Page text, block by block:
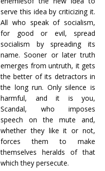
serve this idea by criticizing it.
All who speak of socialism,
for good or evil, spread
socialism by spreading its
name. Sooner or later truth
emerges from untruth, it gets
the better of its detractors in
the long run. Only silence is
harmful, and it is you,
Scandal, who imposes
speech on the mute and,
whether they like it or not,
forces them to make
themselves heralds of that
which they persecute.